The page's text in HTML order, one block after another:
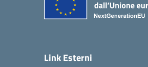
Link Esterni